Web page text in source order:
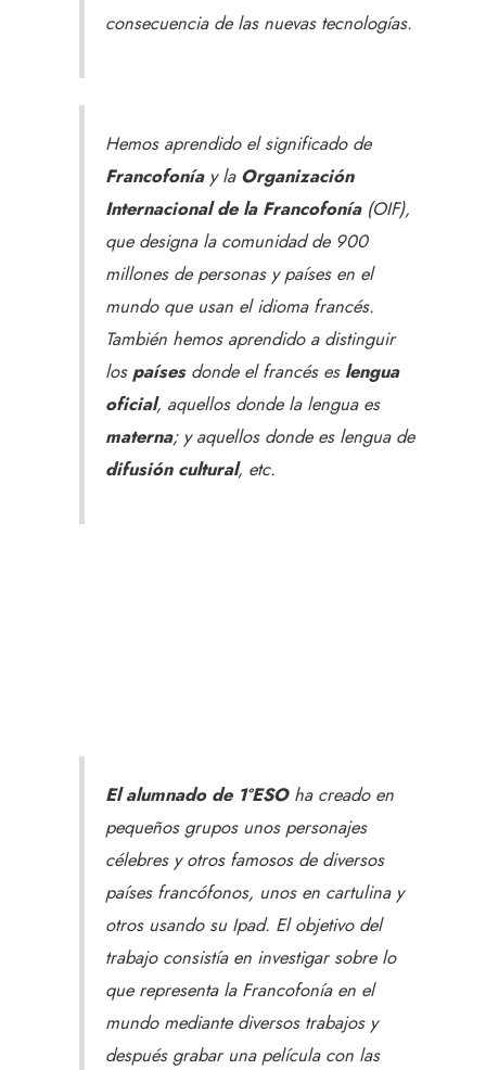
consecuencia de las nuevas tecnologías.
Hemos aprendido el significado de
Francofonía y la Organización
Internacional de la Francofonía(OIF),
que designa la comunidad de 900
millones de personas y países en el
mundo que usan el idioma francés.
También hemos aprendido a distinguir
los países donde el francés es lengua
oficial, aquellos donde la lengua es
materna; y aquellos donde es lengua de
difusión cultural, etc.
El alumnado de 1ºESOha creado en
pequeños grupos unos personajes
célebres y otros famosos de diversos
países francófonos, unos en cartulina y
otros usando su Ipad. El objetivo del
trabajo consistía en investigar sobre lo
que representa la Francofonía en el
mundo mediante diversos trabajos y
después grabar una película con las